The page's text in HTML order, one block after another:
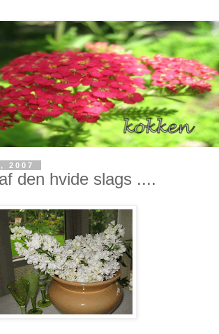
2007
den hvide slags ....